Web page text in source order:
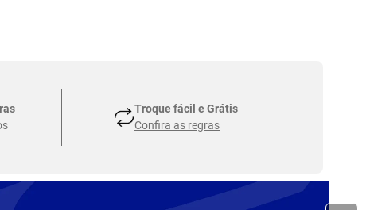
Troque fácil e Grátis
Confira as regras